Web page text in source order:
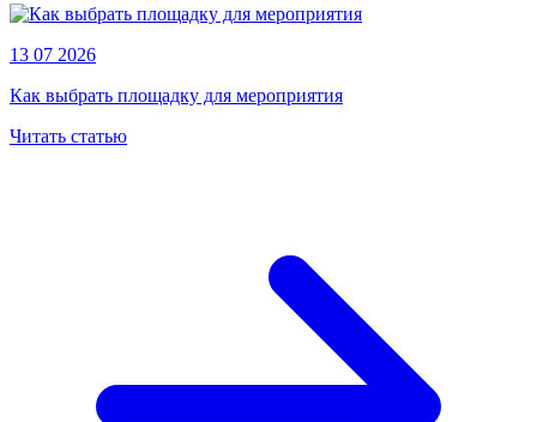
13 07 2026
Как выбрать площадку для мероприятия
Читать статью